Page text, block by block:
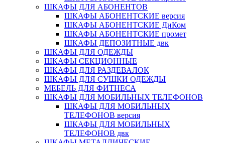
ШКАФЫ ДЛЯ АБОНЕНТОВ
ШКАФЫ АБОНЕНТСКИЕ версия
ШКАФЫ АБОНЕНТСКИЕ ДиКом
ШКАФЫ АБОНЕНТСКИЕ промет
ШКАФЫ ДЕПОЗИТНЫЕ двк
ШКАФЫ ДЛЯ ОДЕЖДЫ
ШКАФЫ СЕКЦИОННЫЕ
ШКАФЫ ДЛЯ РАЗДЕВАЛОК
ШКАФЫ ДЛЯ СУШКИ ОДЕЖДЫ
МЕБЕЛЬ ДЛЯ ФИТНЕСА
ШКАФЫ ДЛЯ МОБИЛЬНЫХ ТЕЛЕФОНОВ
ШКАФЫ ДЛЯ МОБИЛЬНЫХ
ТЕЛЕФОНОВ версия
ШКАФЫ ДЛЯ МОБИЛЬНЫХ
ТЕЛЕФОНОВ двк